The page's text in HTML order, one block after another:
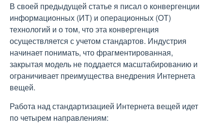
В своей предыдущей статье я писал о конвергенции
информационных (ИТ) и операционных (ОТ)
технологий и о том, что эта конвергенция
осуществляется с учетом стандартов. Индустрия
начинает понимать, что фрагментированная,
закрытая модель не поддается масштабированию и
ограничивает преимущества внедрения Интернета
вещей.
Работа над стандартизацией Интернета вещей идет
по четырем направлениям: